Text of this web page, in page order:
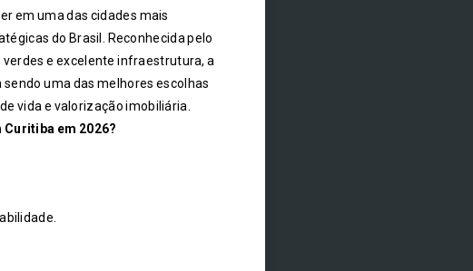
em uma das cidades mais
do Brasil. Reconhecida pelo
e excelente infraestrutura, a
uma das melhores escolhas
vida e valorização imobiliária.
Curitiba em 2026?